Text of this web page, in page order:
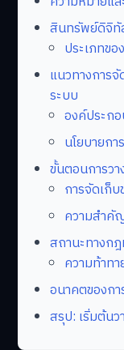
สินทรัพย์ดิจิทั
ประเภทข
แนวทางการ
ระบบ
องค์ประก
นโยบายก
ขั้นตอนการว
การจัดเก็
ความสำคั
สถานะทางก
ความท้าท
อนาคตของก
สรุป: เริ่มต้น